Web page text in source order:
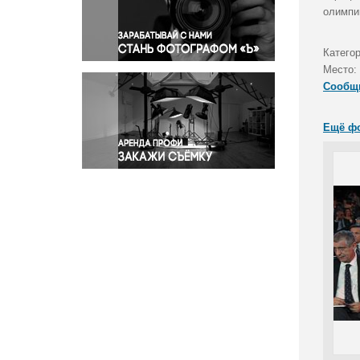
Правосудие
Происшествия и конфликты
Религия
Светская жизнь
Спорт
Экология
Экономика и бизнес
Место:
Ещё